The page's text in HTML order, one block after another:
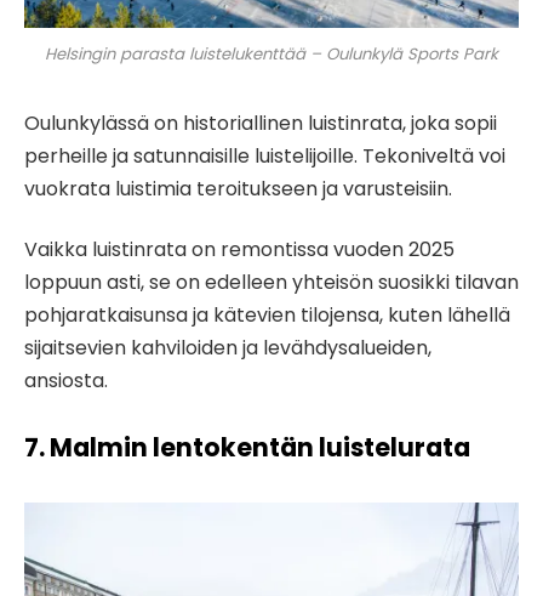
Helsingin parasta luistelukenttää – Oulunkylä Sports Park
Oulunkylässä on historiallinen luistinrata, joka sopii
perheille ja satunnaisille luistelijoille. Tekoniveltä voi
vuokrata luistimia teroitukseen ja varusteisiin.
Vaikka luistinrata on remontissa vuoden 2025
loppuun asti, se on edelleen yhteisön suosikki tilavan
pohjaratkaisunsa ja kätevien tilojensa, kuten lähellä
sijaitsevien kahviloiden ja levähdysalueiden,
ansiosta.
7. Malmin lentokentän luistelurata